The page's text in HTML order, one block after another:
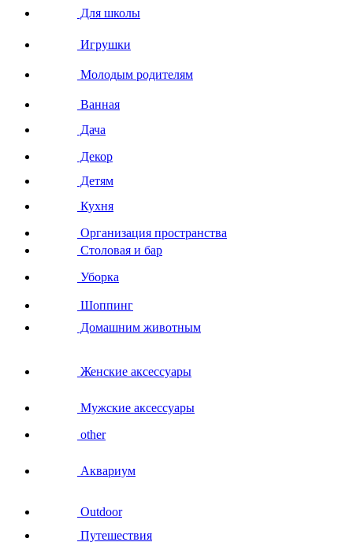
Для школы
Игрушки
Молодым родителям
Ванная
Дача
Декор
Детям
Кухня
Организация пространства
Столовая и бар
Уборка
Шоппинг
Домашним животным
Женские аксессуары
Мужские аксессуары
other
Аквариум
Outdoor
Путешествия